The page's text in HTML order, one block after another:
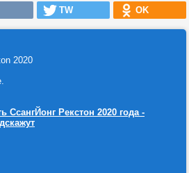
TW OK
2020
СсангЙонг Рекстон 2020 года -